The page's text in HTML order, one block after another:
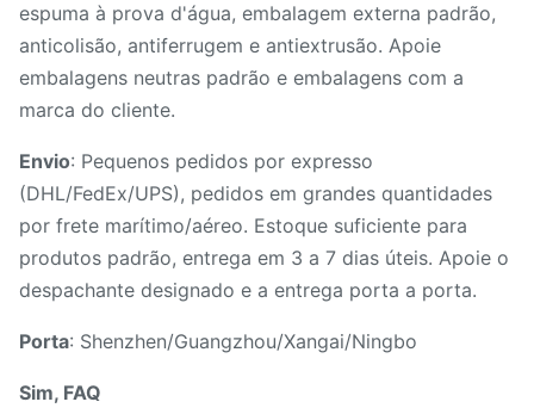
espuma à prova d'água, embalagem externa padrão,
anticolisão, antiferrugem e antiextrusão. Apoie
embalagens neutras padrão e embalagens com a
marca do cliente.
Envio: Pequenos pedidos por expresso
(DHL/FedEx/UPS), pedidos em grandes quantidades
por frete marítimo/aéreo. Estoque suficiente para
produtos padrão, entrega em 3 a 7 dias úteis. Apoie o
despachante designado e a entrega porta a porta.
Porta: Shenzhen/Guangzhou/Xangai/Ningbo
Sim, FAQ